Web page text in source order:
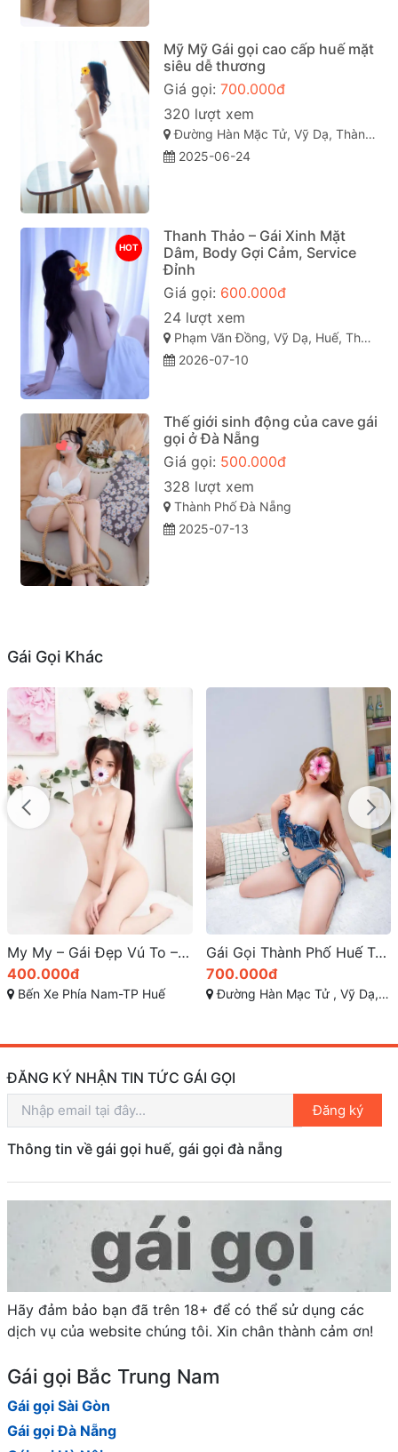
Mỹ Mỹ Gái gọi cao cấp huế mặt
siêu dễ thương
Giá gọi: 700.000đ
320 lượt xem
Đường Hàn Mặc Tử, Vỹ Dạ, Thành phố Huế
2025-06-24
HOT
Thanh Thảo – Gái Xinh Mặt
Dâm, Body Gợi Cảm, Service
Đỉnh
Giá gọi: 600.000đ
24 lượt xem
Phạm Văn Đồng, Vỹ Dạ, Huế, Thừa Thiên Huế
2026-07-10
Thế giới sinh động của cave gái
gọi ở Đà Nẵng
Giá gọi: 500.000đ
328 lượt xem
Thành Phố Đà Nẵng
2025-07-13
Gái Gọi Khác
Gái Gọi Thành Phố Huế Trải Nghiệm Đẳng Cấp
700.000đ
Đường Hàn Mạc Tử , Vỹ Dạ, TP Huế
HOT
Bối Bối – Em Dáng Chuẩn, Ngực Căng Tròn, Dễ Thương và Ngoan Hiền
600.000đ
Phạm Văn Đồng, Vỹ Dạ, Huế, Thừa Thiên Huế
ĐĂNG KÝ NHẬN TIN TỨC GÁI GỌI
Đăng ký
Thông tin về gái gọi huế, gái gọi đà nẵng
Hãy đảm bảo bạn đã trên 18+ để có thể sử dụng các
dịch vụ của website chúng tôi. Xin chân thành cảm ơn!
Gái gọi Bắc Trung Nam
Gái gọi Sài Gòn
Gái gọi Đà Nẵng